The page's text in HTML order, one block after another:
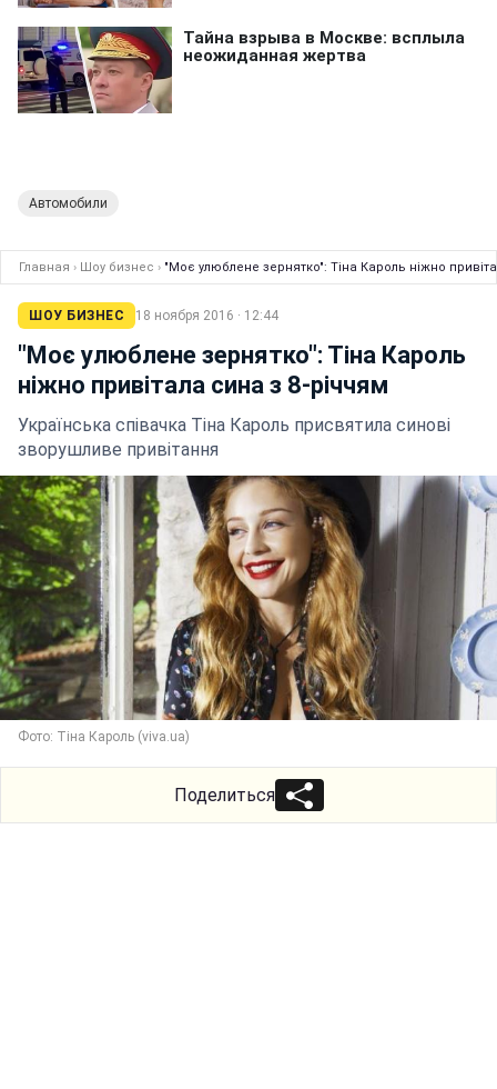
Автомобили
Главная › Шоу бизнес › "Моє улюблене зернятко": Тіна Кароль ніжно
ШОУ БИЗНЕС 18 ноября 2016 · 12:44
"Моє улюблене зернятко": Тіна Кароль
ніжно привітала сина з 8-річчям
Українська співачка Тіна Кароль присвятила синові
зворушливе привітання
Фото: Тіна Кароль (viva.ua)
Поделиться